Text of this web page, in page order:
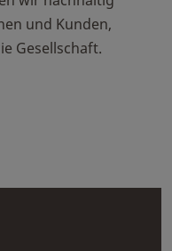
und Kunden,
Gesellschaft.